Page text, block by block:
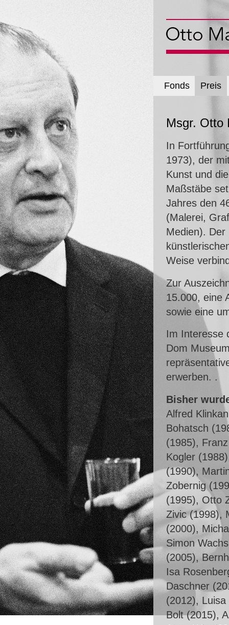
Fonds Preis
Msgr. Otto
In
1973), der
Kunst und
Maßstäbe
Jahres den
(Malerei,
Medien).
Weise
Zur
15.000, eine
sowie eine
Im Interesse
Dom
erwerben. .
Bisher
Alfred
Bohatsch
(1985),
Kogler
(1990),
Zobernig
(1995), Otto
Zivic (1998),
(2000),
Simon
(2005),
Isa
Daschner
(2012),
Bolt (2015),